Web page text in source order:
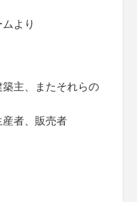
より
主、またそれらの
者、販売者